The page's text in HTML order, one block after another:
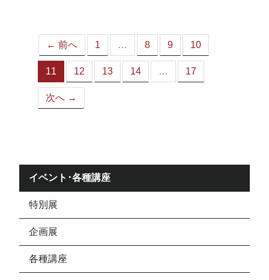
← 前へ 1 … 8 9 10
11
（こ
の
ペ
12 13 14 … 17
次へ →
イベント･各種講座
特別展
企画展
各種講座